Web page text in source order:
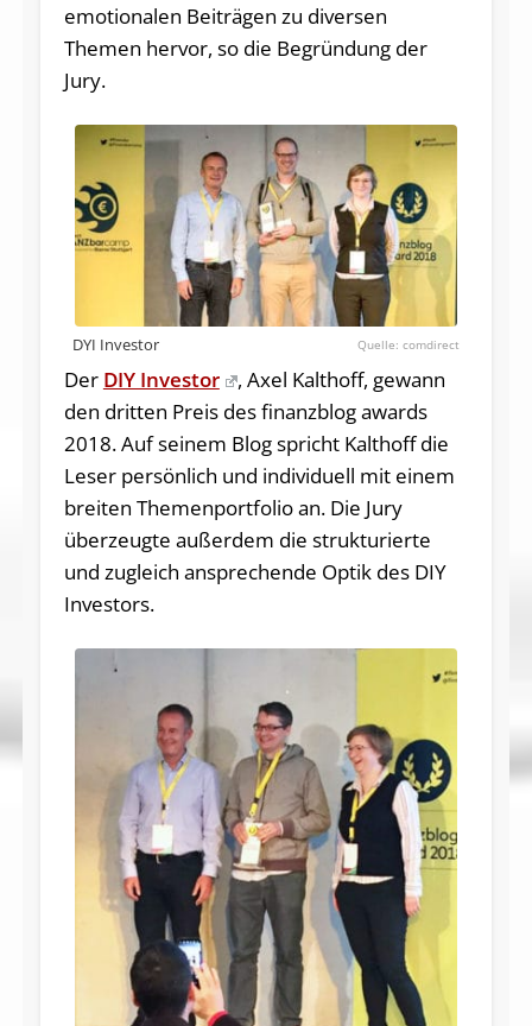
emotionalen Beiträgen zu diversen
Themen hervor, so die Begründung der
Jury.
DYI Investor comdirect
Der DIY Investor
, Axel Kalthoff, gewann
den dritten Preis des finanzblog awards
2018. Auf seinem Blog spricht Kalthoff die
Leser persönlich und individuell mit einem
breiten Themenportfolio an. Die Jury
überzeugte außerdem die strukturierte
und zugleich ansprechende Optik des DIY
Investors.